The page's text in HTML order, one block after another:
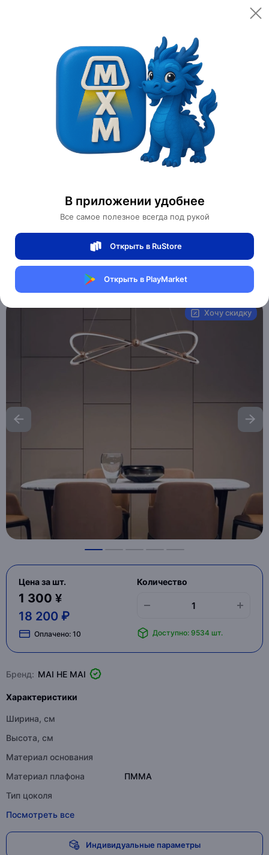
В приложении удобнее
Все самое полезное всегда под рукой
Открыть в RuStore
Открыть в PlayMarket
Открыть
Категории Светильники
Люстры
Люстра подвесная, золото, ПММА, WILL 72*120, металл, LED
72*120, металл, LED
Магазин Table lamps
MXM2468719832
Хочу скидку
Цена за шт.
1 300 ¥
18 200 ₽
Оплачено: 10
Количество
Доступно: 9534 шт.
Бренд: MAI HE MAI
Характеристики
Ширина, см
Высота, см
Материал основания
Материал плафона
ПММА
Тип цоколя
Посмотреть все
Индивидуальные параметры